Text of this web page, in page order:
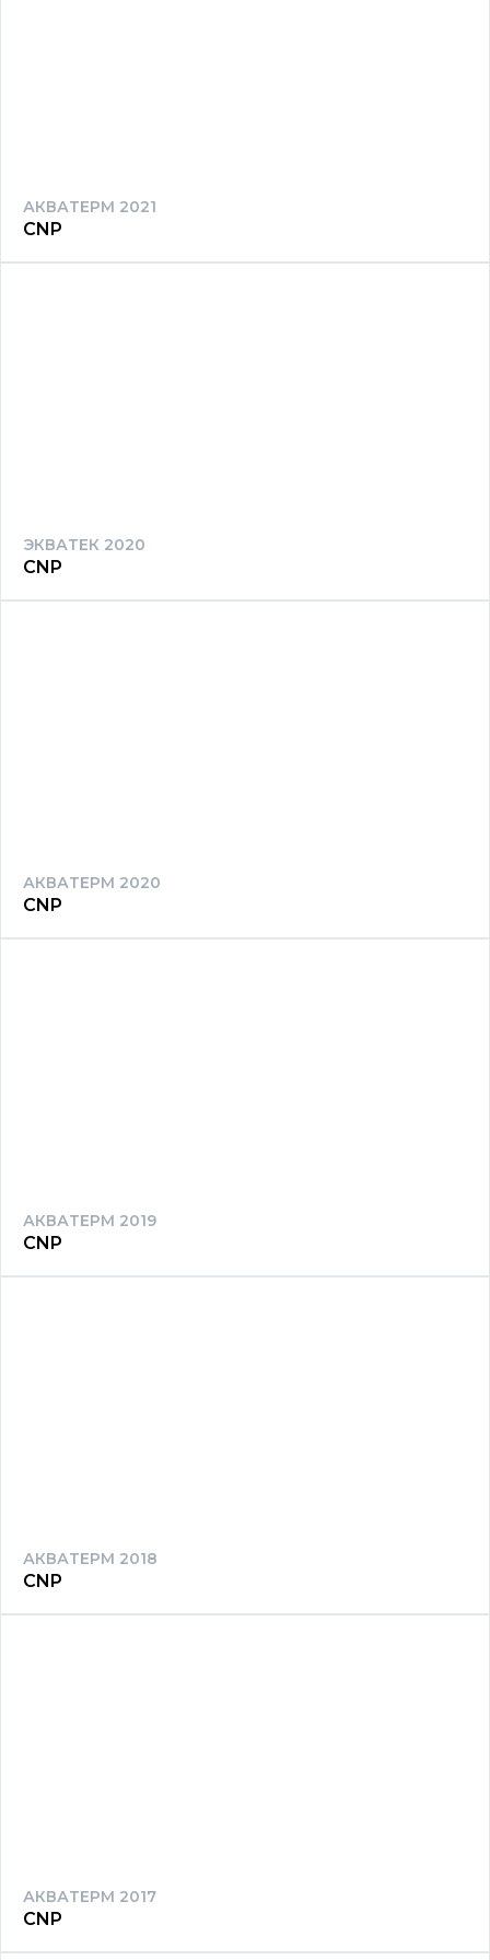
АКВАТЕРМ 2021
CNP
ЭКВАТЕК 2020
CNP
АКВАТЕРМ 2020
CNP
АКВАТЕРМ 2019
CNP
АКВАТЕРМ 2018
CNP
АКВАТЕРМ 2017
CNP